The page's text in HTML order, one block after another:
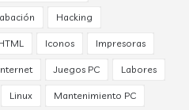
Hacking
Iconos Impresoras
Juegos PC Labores
Linux Mantenimiento PC